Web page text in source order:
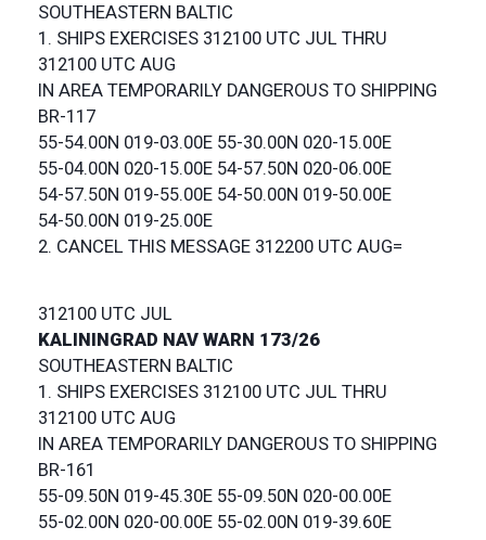
SOUTHEASTERN BALTIC
1. SHIPS EXERCISES 312100 UTC JUL THRU
312100 UTC AUG
IN AREA TEMPORARILY DANGEROUS TO SHIPPING
BR-117
55-54.00N 019-03.00E 55-30.00N 020-15.00E
55-04.00N 020-15.00E 54-57.50N 020-06.00E
54-57.50N 019-55.00E 54-50.00N 019-50.00E
54-50.00N 019-25.00E
2. CANCEL THIS MESSAGE 312200 UTC AUG=
312100 UTC JUL
KALININGRAD NAV WARN 173/26
SOUTHEASTERN BALTIC
1. SHIPS EXERCISES 312100 UTC JUL THRU
312100 UTC AUG
IN AREA TEMPORARILY DANGEROUS TO SHIPPING
BR-161
55-09.50N 019-45.30E 55-09.50N 020-00.00E
55-02.00N 020-00.00E 55-02.00N 019-39.60E